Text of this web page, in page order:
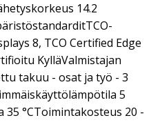
14.2
8, TCO Certified Edge
KylläValmistajan
takuu - osat ja työ - 3
5
35 °CToimintakosteus 20 -